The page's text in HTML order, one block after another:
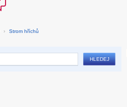
› Strom hříchů